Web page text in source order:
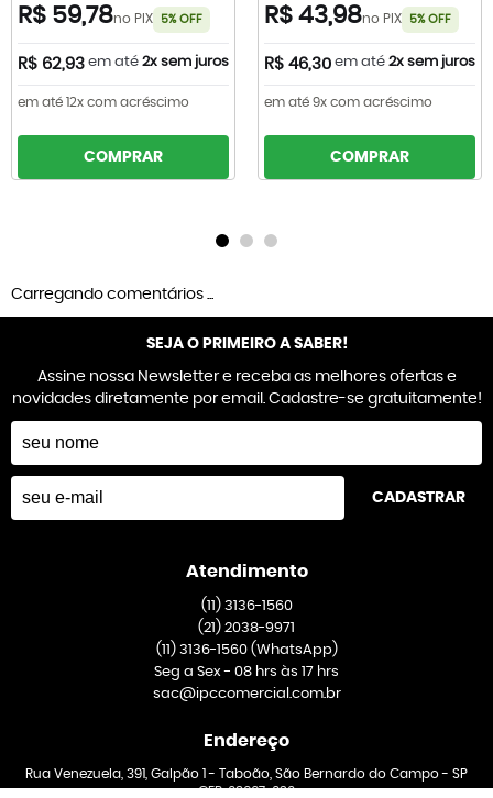
R$ 59,78no PIX 5% OFF
R$ 62,93 em até 2x sem juros
em até 12x com acréscimo
COMPRAR
R$ 43,98no PIX 5% OFF
R$ 46,30 em até 2x sem juros
em até 9x com acréscimo
COMPRAR
Carregando comentários ...
SEJA O PRIMEIRO A SABER!
Assine nossa Newsletter e receba as melhores ofertas e
novidades diretamente por email. Cadastre-se gratuitamente!
CADASTRAR
Atendimento
(11)3136-1560
(21) 2038-9971
(11)3136-1560 (WhatsApp)
Seg a Sex - 08 hrs às 17 hrs
sac@ipccomercial.com.br
Endereço
Rua Venezuela, 391, Galpão 1 - Taboão, São Bernardo do Campo- SP
CEP: 09667-020